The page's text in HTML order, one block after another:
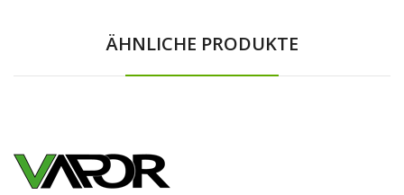
ÄHNLICHE PRODUKTE